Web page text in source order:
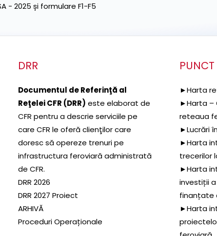
- 2025 și formulare F1-F5
DRR
Documentul de Referinţă al
Reţelei CFR (DRR) este elaborat de
CFR pentru a descrie serviciile pe
care CFR le oferă clienţilor care
doresc să opereze trenuri pe
infrastructura feroviară administrată
de CFR.
DRR 2026
DRR 2027 Proiect
ARHIVĂ
Proceduri Operaționale
►Harta
►Harta –
reteaua
►Lucrări
►Harta
trecerilor
►Harta
investiții
finanțate
►Harta